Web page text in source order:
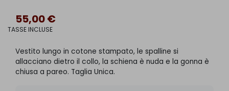
55,00 €
TASSE INCLUSE
Vestito lungo in cotone stampato, le spalline si
allacciano dietro il collo, la schiena è nuda e la gonna è
chiusa a pareo. Taglia Unica.